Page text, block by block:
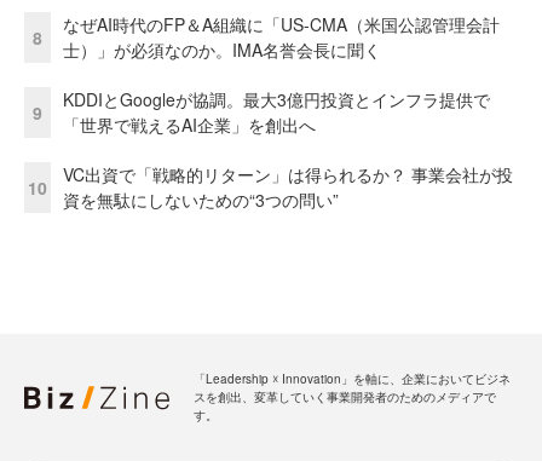
8
なぜAI時代のFP＆A組織に「US-CMA（米国公認管理会計
士）」が必須なのか。IMA名誉会長に聞く
9
KDDIとGoogleが協調。最大3億円投資とインフラ提供で
「世界で戦えるAI企業」を創出へ
10
VC出資で「戦略的リターン」は得られるか？ 事業会社が投
資を無駄にしないための“3つの問い”
「Leadership ☓ Innovation」を軸に、企業においてビジネ
スを創出、変革していく事業開発者のためのメディアで
す。